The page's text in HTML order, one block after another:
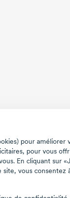
pour améliorer
pour vous
En cliquant sur
vous consentez